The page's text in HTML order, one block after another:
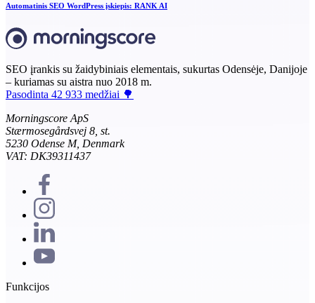
Automatinis SEO WordPress įskiepis: RANK AI
SEO įrankis su žaidybiniais elementais, sukurtas Odensėje, Danijoje
– kuriamas su aistra nuo 2018 m.
Pasodinta 42 933 medžiai 🌳
Morningscore ApS
Stærmosegårdsvej 8, st.
5230 Odense M, Denmark
VAT: DK39311437
Funkcijos